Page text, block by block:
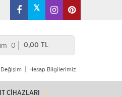
𝕏
0 0,00 TL
Hesap Bilgilerimiz
CIHAZLARI